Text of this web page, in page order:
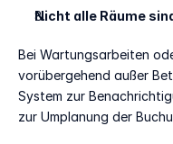
Nicht alle Räume
Bei Wartungsarbeiten
vorübergehend außer
System zur
zur Umplanung der